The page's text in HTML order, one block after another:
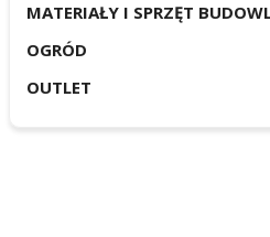
MATERIAŁY I SPRZĘT
OGRÓD
OUTLET